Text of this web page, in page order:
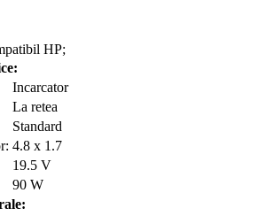
HP;
Incarcator
La retea
Standard
4.8 x 1.7
19.5 V
90 W